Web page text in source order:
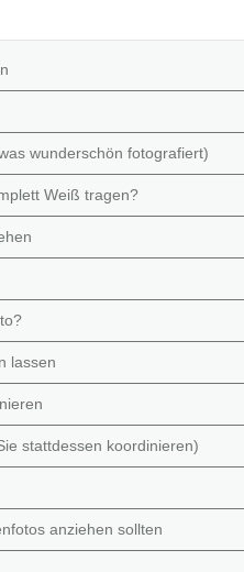
wunderschön fotografiert)
Weiß tragen?
lassen
stattdessen koordinieren)
anziehen sollten